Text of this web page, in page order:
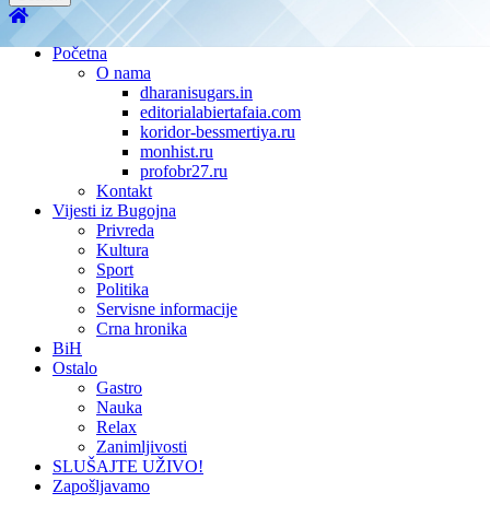
Početna
O nama
dharanisugars.in
editorialabiertafaia.com
koridor-bessmertiya.ru
monhist.ru
profobr27.ru
Kontakt
Vijesti iz Bugojna
Privreda
Kultura
Sport
Politika
Servisne informacije
Crna hronika
BiH
Ostalo
Gastro
Nauka
Relax
Zanimljivosti
SLUŠAJTE UŽIVO!
Zapošljavamo